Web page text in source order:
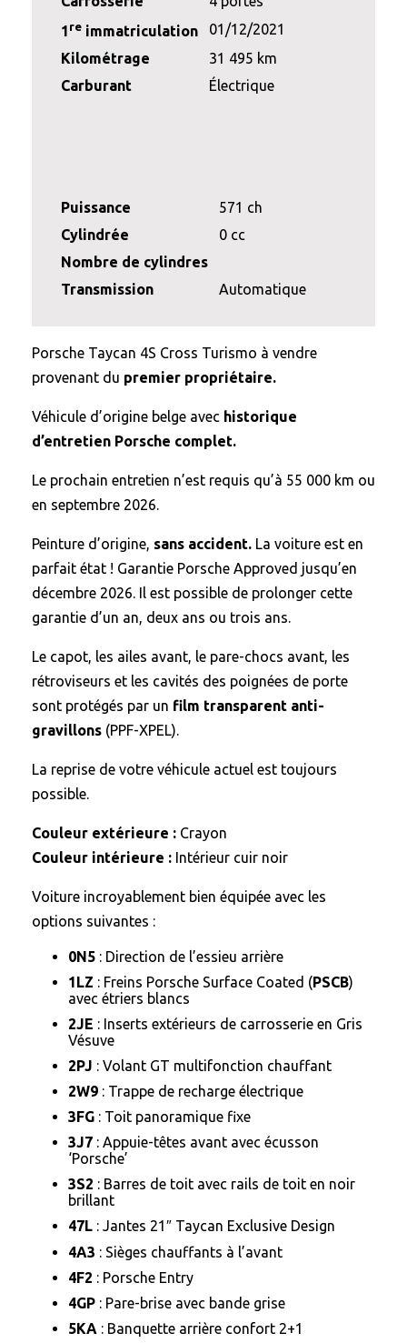
1 re immatriculation
01/12/2021
Kilométrage
31 495 km
Carburant
Électrique
Puissance
571 ch
Cylindrée
0 cc
Nombre de cylindres
Transmission
Automatique
Porsche Taycan 4S Cross Turismo à vendre
provenant du premier propriétaire.
Véhicule d’origine belge avec historique
d’entretien Porsche complet.
Le prochain entretien n’est requis qu’à 55 000 km ou
en septembre 2026.
Peinture d’origine, sans accident. La voiture est en
parfait état ! Garantie Porsche Approved jusqu’en
décembre 2026. Il est possible de prolonger cette
garantie d’un an, deux ans ou trois ans.
Le capot, les ailes avant, le pare-chocs avant, les
rétroviseurs et les cavités des poignées de porte
sont protégés par un film transparent anti-
gravillons (PPF-XPEL).
La reprise de votre véhicule actuel est toujours
possible.
Couleur extérieure : Crayon
Couleur intérieure : Intérieur cuir noir
Voiture incroyablement bien équipée avec les
options suivantes :
0N5 : Direction de l’essieu arrière
1LZ : Freins Porsche Surface Coated (PSCB)
avec étriers blancs
2JE : Inserts extérieurs de carrosserie en Gris
Vésuve
2PJ : Volant GT multifonction chauffant
2W9 : Trappe de recharge électrique
3FG : Toit panoramique fixe
3J7 : Appuie-têtes avant avec écusson
‘Porsche’
3S2 : Barres de toit avec rails de toit en noir
brillant
47L : Jantes 21″ Taycan Exclusive Design
4A3 : Sièges chauffants à l’avant
4F2 : Porsche Entry
4GP : Pare-brise avec bande grise
5KA : Banquette arrière confort 2+1